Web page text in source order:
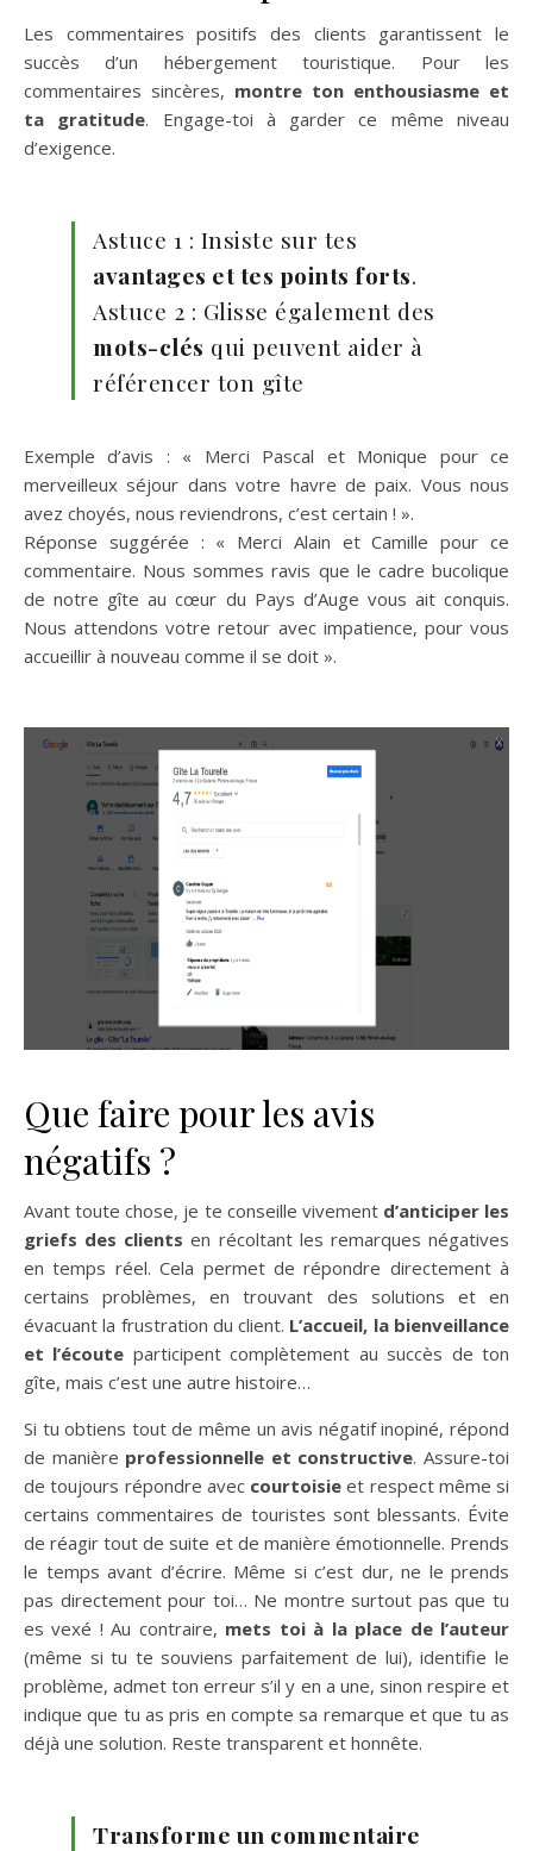
Les commentaires positifs des clients garantissent le
succès d’un hébergement touristique. Pour les
commentaires sincères, montre ton enthousiasme et
ta gratitude. Engage-toi à garder ce même niveau
d’exigence.
Astuce 1 : Insiste sur tes
avantages et tes points forts.
Astuce 2 : Glisse également des
mots-clés qui peuvent aider à
référencer ton gîte
Exemple d’avis : « Merci Pascal et Monique pour ce
merveilleux séjour dans votre havre de paix. Vous nous
avez choyés, nous reviendrons, c’est certain ! ».
Réponse suggérée : « Merci Alain et Camille pour ce
commentaire. Nous sommes ravis que le cadre bucolique
de notre gîte au cœur du Pays d’Auge vous ait conquis.
Nous attendons votre retour avec impatience, pour vous
accueillir à nouveau comme il se doit ».
Que faire pour les avis
négatifs ?
Avant toute chose, je te conseille vivement d’anticiper les
griefs des clients en récoltant les remarques négatives
en temps réel. Cela permet de répondre directement à
certains problèmes, en trouvant des solutions et en
évacuant la frustration du client. L’accueil, la bienveillance
et l’écoute participent complètement au succès de ton
gîte, mais c’est une autre histoire…
Si tu obtiens tout de même un avis négatif inopiné, répond
de manière professionnelle et constructive. Assure-toi
de toujours répondre avec courtoisie et respect même si
certains commentaires de touristes sont blessants. Évite
de réagir tout de suite et de manière émotionnelle. Prends
le temps avant d’écrire. Même si c’est dur, ne le prends
pas directement pour toi… Ne montre surtout pas que tu
es vexé ! Au contraire, mets toi à la place de l’auteur
(même si tu te souviens parfaitement de lui), identifie le
problème, admet ton erreur s’il y en a une, sinon respire et
indique que tu as pris en compte sa remarque et que tu as
déjà une solution. Reste transparent et honnête.
Transforme un commentaire